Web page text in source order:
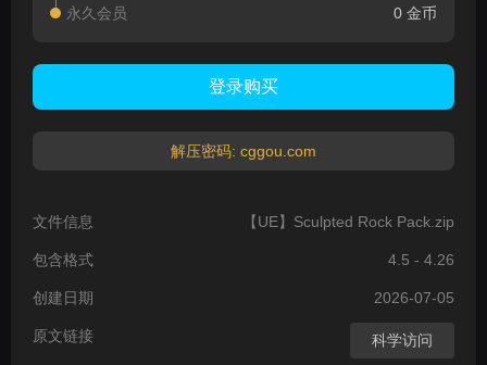
永久会员 0 金币
登录购买
解压密码: cggou.com
文件信息 【UE】Sculpted Rock Pack.zip
包含格式 4.5 - 4.26
创建日期 2026-07-05
原文链接 科学访问